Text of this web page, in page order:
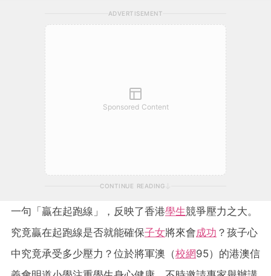
ADVERTISEMENT
Sponsored Content
CONTINUE READING
一句「贏在起跑線」，反映了香港學生競爭壓力之大。
究竟贏在起跑線是否就能確保子女將來會成功 ？孩子心
中究竟承受多少壓力？位於將軍澳（校網95）的港澳信